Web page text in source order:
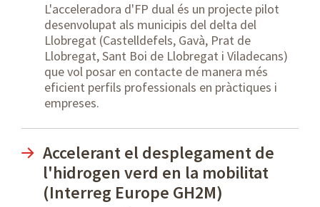
L'acceleradora d'FP dual és un projecte pilot
desenvolupat als municipis del delta del
Llobregat (Castelldefels, Gavà, Prat de
Llobregat, Sant Boi de Llobregat i Viladecans)
que vol posar en contacte de manera més
eficient perfils professionals en pràctiques i
empreses.
Accelerant el desplegament de
l'hidrogen verd en la mobilitat
(Interreg Europe GH2M)